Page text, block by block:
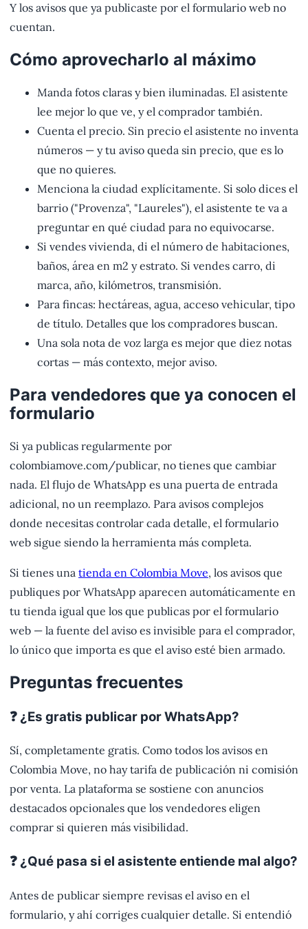
Y los avisos que ya publicaste por el formulario web no
cuentan.
Cómo aprovecharlo al máximo
Manda fotos claras y bien iluminadas. El asistente
lee mejor lo que ve, y el comprador también.
Cuenta el precio. Sin precio el asistente no inventa
números — y tu aviso queda sin precio, que es lo
que no quieres.
Menciona la ciudad explícitamente. Si solo dices el
barrio ("Provenza", "Laureles"), el asistente te va a
preguntar en qué ciudad para no equivocarse.
Si vendes vivienda, di el número de habitaciones,
baños, área en m2 y estrato. Si vendes carro, di
marca, año, kilómetros, transmisión.
Para fincas: hectáreas, agua, acceso vehicular, tipo
de título. Detalles que los compradores buscan.
Una sola nota de voz larga es mejor que diez notas
cortas — más contexto, mejor aviso.
Para vendedores que ya conocen el
formulario
Si ya publicas regularmente por
colombiamove.com/publicar, no tienes que cambiar
nada. El flujo de WhatsApp es una puerta de entrada
adicional, no un reemplazo. Para avisos complejos
donde necesitas controlar cada detalle, el formulario
web sigue siendo la herramienta más completa.
Si tienes una tienda en Colombia Move, los avisos que
publiques por WhatsApp aparecen automáticamente en
tu tienda igual que los que publicas por el formulario
web — la fuente del aviso es invisible para el comprador,
lo único que importa es que el aviso esté bien armado.
Preguntas frecuentes
❓ ¿Es gratis publicar por WhatsApp?
Sí, completamente gratis. Como todos los avisos en
Colombia Move, no hay tarifa de publicación ni comisión
por venta. La plataforma se sostiene con anuncios
destacados opcionales que los vendedores eligen
comprar si quieren más visibilidad.
❓ ¿Qué pasa si el asistente entiende mal algo?
Antes de publicar siempre revisas el aviso en el
formulario, y ahí corriges cualquier detalle. Si entendió